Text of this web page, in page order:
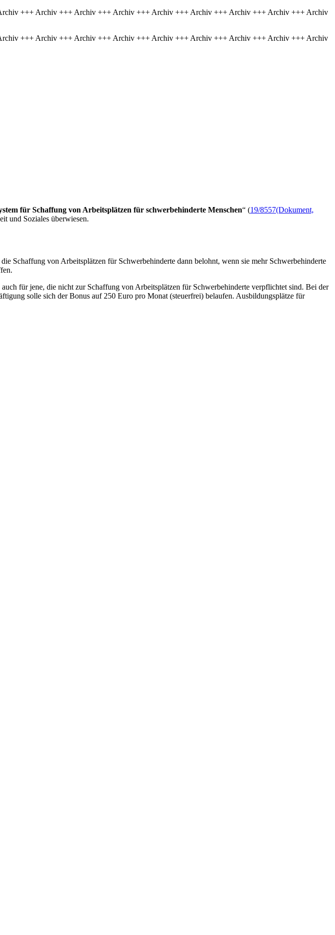
+++ Archiv +++ Archiv +++ Archiv +++ Archiv +++ Archiv +++ Archiv +++ Archiv +++ Archiv
+++ Archiv +++ Archiv +++ Archiv +++ Archiv +++ Archiv +++ Archiv +++ Archiv +++ Archiv
für Schaffung von Arbeitsplätzen für schwerbehinderte Menschen“ (19/8557(Dokument,
und Soziales überwiesen.
Schaffung von Arbeitsplätzen für Schwerbehinderte dann belohnt, wenn sie mehr Schwerbehinderte
für jene, die nicht zur Schaffung von Arbeitsplätzen für Schwerbehinderte verpflichtet sind. Bei der
solle sich der Bonus auf 250 Euro pro Monat (steuerfrei) belaufen. Ausbildungsplätze für